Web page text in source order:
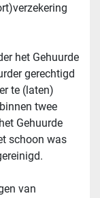
het Gehuurde
gerechtigd
te (laten)
twee
Gehuurde
schoon was
van